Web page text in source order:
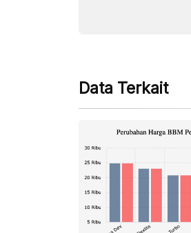
Data Terkait